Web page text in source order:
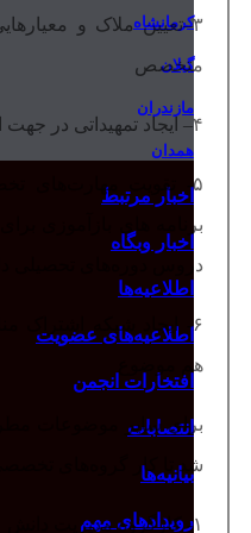
کرمانشاه
گیلان
مازندران
همدان
اخبار مرتبط
اخبار وبگاه
اطلاعیه‌ها
اطلاعیه‌های عضویت
افتخارات انجمن
انتصابات
بیانیه‌ها
رویدادهای مهم
۳–تعیین ملاک و
متخصص
۴– ایجاد تمهیداتی در جهت افزایش بودجه کتابخانه‌ها
۵- تقویت مهارت‌های
برنامه های بازآموزی
دروس دوره‌های تحصیلی
۶- ایجاد شبکه اشتراک
هم موضوع
برای سایر موضوعات
شد تا کار گروه‌های
۱- کارگروه مدیریت دانش